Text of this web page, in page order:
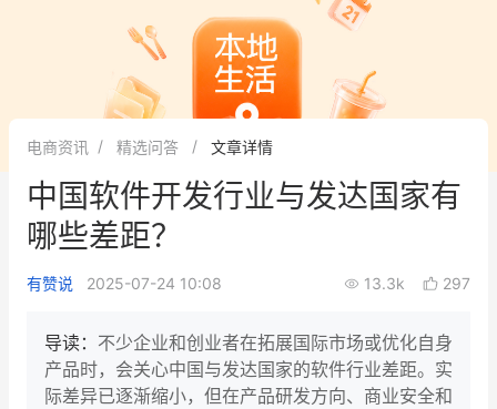
有赞专家说
新零售最佳实践
面对面聊增长
新零售大会
增长产品指南
电商资讯 精选问答 文章详情
中国软件开发行业与发达国家有
哪些差距？
有赞说 2025-07-24 10:08 13.3k 297
导读： 不少企业和创业者在拓展国际市场或优化自身
产品时，会关心中国与发达国家的软件行业差距。实
际差异已逐渐缩小，但在产品研发方向、商业安全和